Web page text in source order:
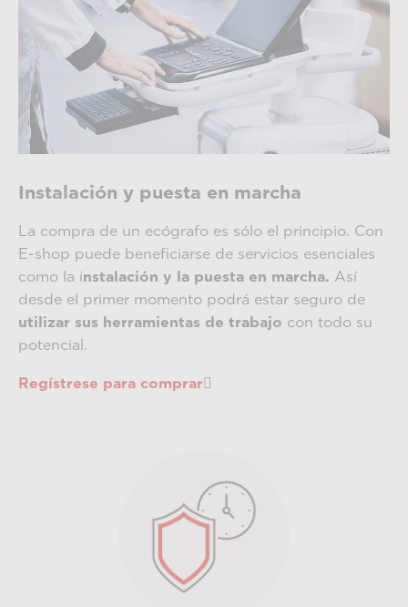
Instalación y puesta en marcha
La compra de un ecógrafo es sólo el principio. Con
E-shop puede beneficiarse de servicios esenciales
como la instalación y la puesta en marcha. Así
desde el primer momento podrá estar seguro de
utilizar sus herramientas de trabajo con todo su
potencial.
Regístrese para comprar